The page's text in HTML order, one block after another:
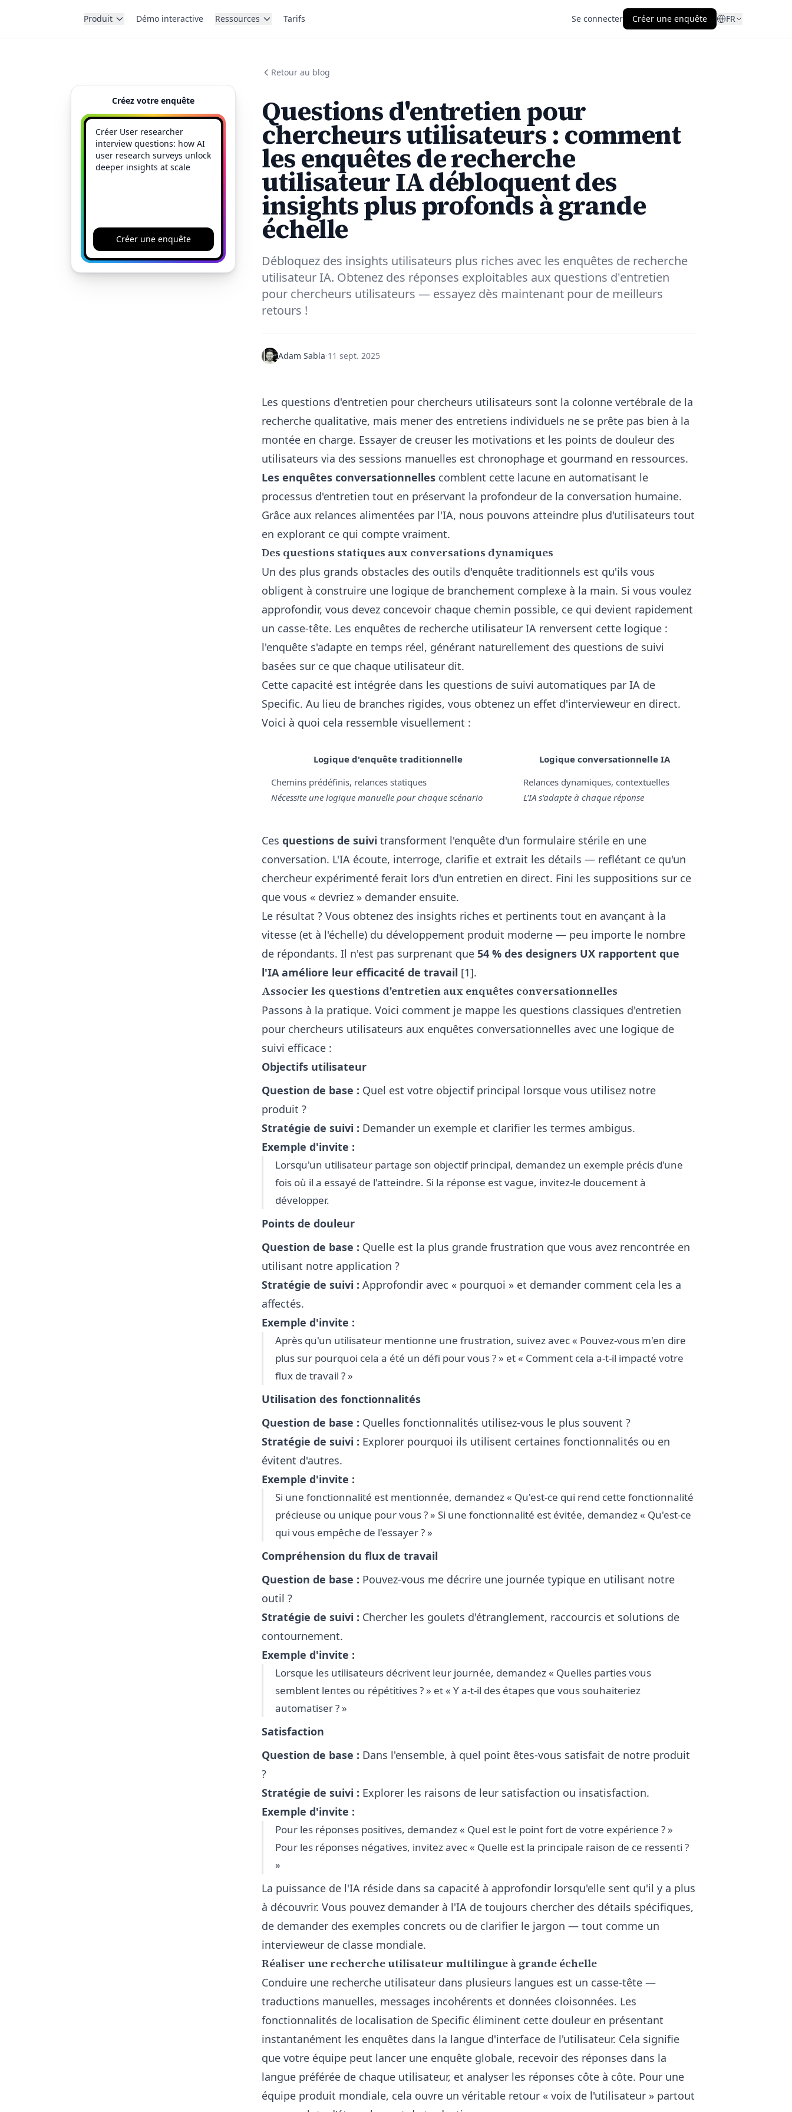
Produit Démo interactive Ressources Tarifs Se connecter Créer une enquête FR
Créez votre enquête
Créer une enquête
Retour au blog
Questions d'entretien pour
chercheurs utilisateurs : comment
les enquêtes de recherche
utilisateur IA débloquent des
insights plus profonds à grande
échelle
Débloquez des insights utilisateurs plus riches avec les enquêtes de recherche
utilisateur IA. Obtenez des réponses exploitables aux questions d'entretien
pour chercheurs utilisateurs — essayez dès maintenant pour de meilleurs
retours !
Adam Sabla·11 sept. 2025
Les questions d'entretien pour chercheurs utilisateurs sont la colonne vertébrale de la
recherche qualitative, mais mener des entretiens individuels ne se prête pas bien à la
montée en charge. Essayer de creuser les motivations et les points de douleur des
utilisateurs via des sessions manuelles est chronophage et gourmand en ressources.
Les enquêtes conversationnelles comblent cette lacune en automatisant le
processus d'entretien tout en préservant la profondeur de la conversation humaine.
Grâce aux relances alimentées par l'IA, nous pouvons atteindre plus d'utilisateurs tout
en explorant ce qui compte vraiment.
Des questions statiques aux conversations dynamiques
Un des plus grands obstacles des outils d'enquête traditionnels est qu'ils vous
obligent à construire une logique de branchement complexe à la main. Si vous voulez
approfondir, vous devez concevoir chaque chemin possible, ce qui devient rapidement
un casse-tête. Les enquêtes de recherche utilisateur IA renversent cette logique :
l'enquête s'adapte en temps réel, générant naturellement des questions de suivi
basées sur ce que chaque utilisateur dit.
Cette capacité est intégrée dans les questions de suivi automatiques par IA de
Specific. Au lieu de branches rigides, vous obtenez un effet d'intervieweur en direct.
Voici à quoi cela ressemble visuellement :
Logique d'enquête traditionnelle
Logique conversationnelle IA
Chemins prédéfinis, relances statiques
Nécessite une logique manuelle pour chaque scénario
Relances dynamiques, contextuelles
L'IA s'adapte à chaque réponse
Ces questions de suivi transforment l'enquête d'un formulaire stérile en une
conversation. L'IA écoute, interroge, clarifie et extrait les détails — reflétant ce qu'un
chercheur expérimenté ferait lors d'un entretien en direct. Fini les suppositions sur ce
que vous « devriez » demander ensuite.
Le résultat ? Vous obtenez des insights riches et pertinents tout en avançant à la
vitesse (et à l'échelle) du développement produit moderne — peu importe le nombre
de répondants. Il n'est pas surprenant que 54 % des designers UX rapportent que
l'IA améliore leur efficacité de travail [1].
Associer les questions d'entretien aux enquêtes conversationnelles
Passons à la pratique. Voici comment je mappe les questions classiques d'entretien
pour chercheurs utilisateurs aux enquêtes conversationnelles avec une logique de
suivi efficace :
Objectifs utilisateur
Question de base : Quel est votre objectif principal lorsque vous utilisez notre
produit ?
Stratégie de suivi : Demander un exemple et clarifier les termes ambigus.
Exemple d'invite :
Lorsqu'un utilisateur partage son objectif principal, demandez un exemple précis d'une
fois où il a essayé de l'atteindre. Si la réponse est vague, invitez-le doucement à
développer.
Points de douleur
Question de base : Quelle est la plus grande frustration que vous avez rencontrée en
utilisant notre application ?
Stratégie de suivi : Approfondir avec « pourquoi » et demander comment cela les a
affectés.
Exemple d'invite :
Après qu'un utilisateur mentionne une frustration, suivez avec « Pouvez-vous m'en dire
plus sur pourquoi cela a été un défi pour vous ? » et « Comment cela a-t-il impacté votre
flux de travail ? »
Utilisation des fonctionnalités
Question de base : Quelles fonctionnalités utilisez-vous le plus souvent ?
Stratégie de suivi : Explorer pourquoi ils utilisent certaines fonctionnalités ou en
évitent d'autres.
Exemple d'invite :
Si une fonctionnalité est mentionnée, demandez « Qu'est-ce qui rend cette fonctionnalité
précieuse ou unique pour vous ? » Si une fonctionnalité est évitée, demandez « Qu'est-ce
qui vous empêche de l'essayer ? »
Compréhension du flux de travail
Question de base : Pouvez-vous me décrire une journée typique en utilisant notre
outil ?
Stratégie de suivi : Chercher les goulets d'étranglement, raccourcis et solutions de
contournement.
Exemple d'invite :
Lorsque les utilisateurs décrivent leur journée, demandez « Quelles parties vous
semblent lentes ou répétitives ? » et « Y a-t-il des étapes que vous souhaiteriez
automatiser ? »
Satisfaction
Question de base : Dans l'ensemble, à quel point êtes-vous satisfait de notre produit
?
Stratégie de suivi : Explorer les raisons de leur satisfaction ou insatisfaction.
Exemple d'invite :
Pour les réponses positives, demandez « Quel est le point fort de votre expérience ? »
Pour les réponses négatives, invitez avec « Quelle est la principale raison de ce ressenti ?
»
La puissance de l'IA réside dans sa capacité à approfondir lorsqu'elle sent qu'il y a plus
à découvrir. Vous pouvez demander à l'IA de toujours chercher des détails spécifiques,
de demander des exemples concrets ou de clarifier le jargon — tout comme un
intervieweur de classe mondiale.
Réaliser une recherche utilisateur multilingue à grande échelle
Conduire une recherche utilisateur dans plusieurs langues est un casse-tête —
traductions manuelles, messages incohérents et données cloisonnées. Les
fonctionnalités de localisation de Specific éliminent cette douleur en présentant
instantanément les enquêtes dans la langue d'interface de l'utilisateur. Cela signifie
que votre équipe peut lancer une enquête globale, recevoir des réponses dans la
langue préférée de chaque utilisateur, et analyser les réponses côte à côte. Pour une
équipe produit mondiale, cela ouvre un véritable retour « voix de l'utilisateur » partout